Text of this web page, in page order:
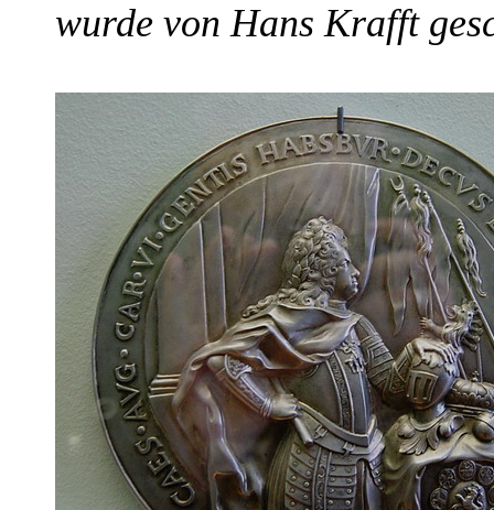
wurde von Hans Krafft